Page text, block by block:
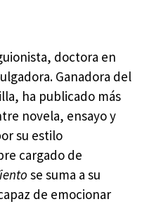
doctora en
Ganadora del
ha publicado más
novela, ensayo y
su estilo
cargado de
se suma a su
de emocionar